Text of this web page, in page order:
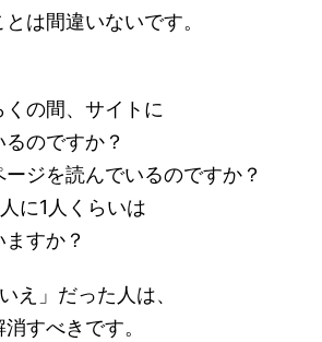
とは間違いないです。
くの間、サイトに
のですか？
ージを読んでいるのですか？
に1人くらいは
すか？
え」だった人は、
すべきです。